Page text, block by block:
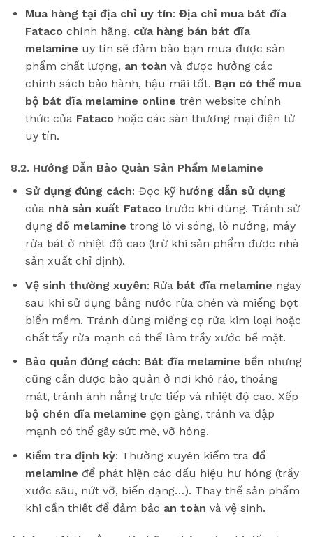
Mua hàng tại địa chỉ uy tín: Địa chỉ mua bát đĩa
Fatacochính hãng, cửa hàng bán bát đĩa
melamine uy tín sẽ đảm bảo bạn mua được sản
phẩm chất lượng, an toàn và được hưởng các
chính sách bảo hành, hậu mãi tốt. Bạn có thể mua
bộ bát đĩa melamine online trên website chính
thức của Fatacohoặc các sàn thương mại điện tử
uy tín.
8.2. Hướng Dẫn Bảo Quản Sản Phẩm Melamine
Sử dụng đúng cách: Đọc kỹ hướng dẫn sử dụng
của nhà sản xuất Fatacotrước khi dùng. Tránh sử
dụng đồ melamine trong lò vi sóng, lò nướng, máy
rửa bát ở nhiệt độ cao (trừ khi sản phẩm được nhà
sản xuất chỉ định).
Vệ sinh thường xuyên: Rửa bát đĩa melamine ngay
sau khi sử dụng bằng nước rửa chén và miếng bọt
biển mềm. Tránh dùng miếng cọ rửa kim loại hoặc
chất tẩy rửa mạnh có thể làm trầy xước bề mặt.
Bảo quản đúng cách: Bát đĩa melamine bền nhưng
cũng cần được bảo quản ở nơi khô ráo, thoáng
mát, tránh ánh nắng trực tiếp và nhiệt độ cao. Xếp
bộ chén dĩa melamine gọn gàng, tránh va đập
mạnh có thể gây sứt mẻ, vỡ hỏng.
Kiểm tra định kỳ: Thường xuyên kiểm tra đồ
melamine để phát hiện các dấu hiệu hư hỏng (trầy
xước sâu, nứt vỡ, biến dạng…). Thay thế sản phẩm
khi cần thiết để đảm bảo an toàn và vệ sinh.